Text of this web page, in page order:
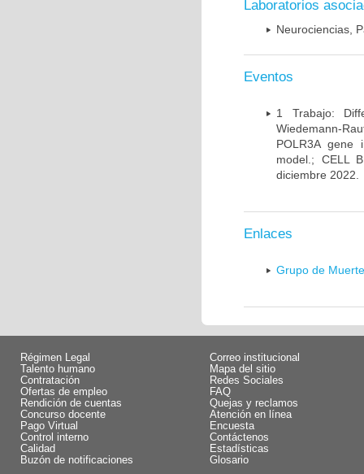
Laboratorios
Neurociencias,
Eventos
1 Trabajo:
Wiedemann-
POLR3A gene
model.; CELL
diciembre 2022.
Enlaces
Grupo de
Régimen Legal
Talento humano
Contratación
Ofertas de empleo
Rendición de cuentas
Concurso docente
Pago Virtual
Control interno
Calidad
Buzón de notificaciones
Correo institucional
Mapa del sitio
Redes Sociales
FAQ
Quejas y reclamos
Atención en línea
Encuesta
Contáctenos
Estadísticas
Glosario